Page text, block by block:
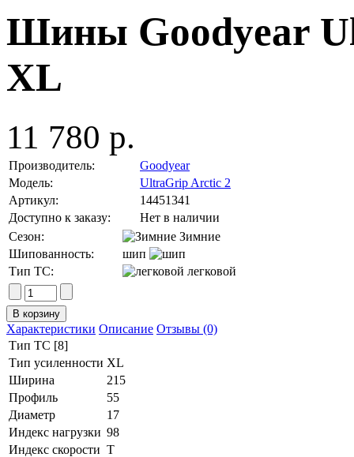
Шины Goodyear
XL
11 780 р.
Производитель:
Goodyear
Модель:
UltraGrip Arctic 2
Артикул:
14451341
Доступно к заказу:
Нет в наличии
Сезон:
Зимние
Шипованность:
шип
Тип ТС:
легковой
Характеристики Описание Отзывы (0)
Тип ТС [8]
Тип усиленности XL
Ширина
215
Профиль
55
Диаметр
17
Индекс нагрузки 98
Индекс скорости T